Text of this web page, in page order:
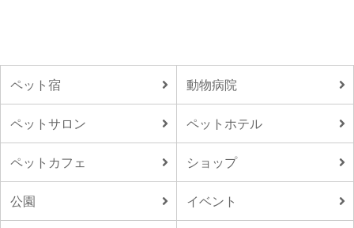
ペット宿 動物病院
ペットサロン ペットホテル
ペットカフェ ショップ
公園 イベント